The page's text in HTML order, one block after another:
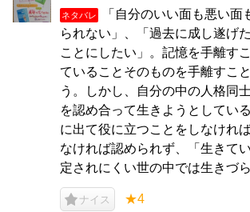
ネタバレ
「自分のいい面も悪い
られない」、「過去に成し遂げ
ことにしたい」。記憶を手離す
ていることそのものを手離すこ
う。しかし、自分の中の人格同
を認め合って生きようとしてい
に出て役に立つことをしなけれ
なければ認められず、「生きて
定されにくい世の中では生きづ
ナイス ★4